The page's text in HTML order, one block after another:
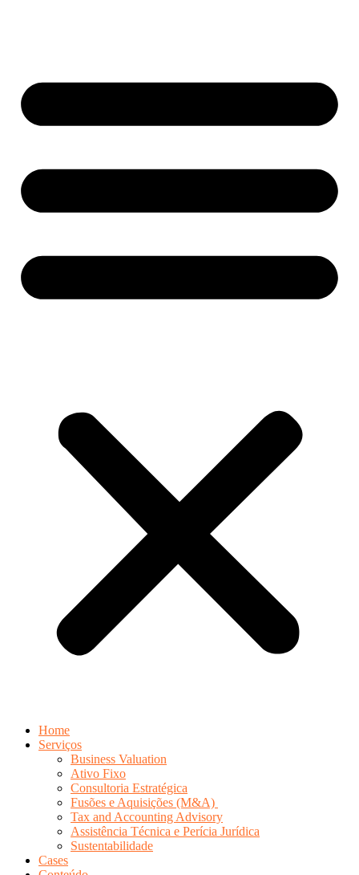
Home
Serviços
Business Valuation
Ativo Fixo
Consultoria Estratégica
Fusões e Aquisições (M&A)
Tax and Accounting Advisory
Assistência Técnica e Perícia Jurídica
Sustentabilidade
Cases